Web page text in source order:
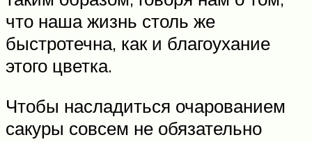
что наша жизнь столь же
быстротечна, как и благоухание
этого цветка.
Чтобы насладиться очарованием
сакуры совсем не обязательно